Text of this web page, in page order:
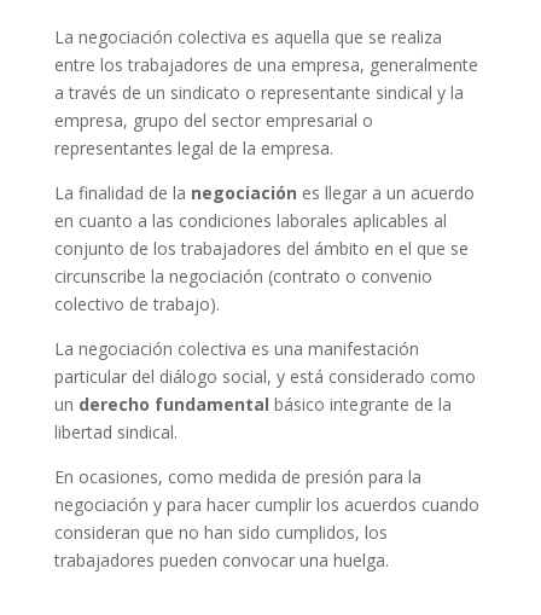
La negociación colectiva es aquella que se realiza
entre los trabajadores de una empresa, generalmente
a través de un sindicato o representante sindical y la
empresa, grupo del sector empresarial o
representantes legal de la empresa.
La finalidad de la negociación es llegar a un acuerdo
en cuanto a las condiciones laborales aplicables al
conjunto de los trabajadores del ámbito en el que se
circunscribe la negociación (contrato o convenio
colectivo de trabajo).
La negociación colectiva es una manifestación
particular del diálogo social, y está considerado como
un derecho fundamental básico integrante de la
libertad sindical.
En ocasiones, como medida de presión para la
negociación y para hacer cumplir los acuerdos cuando
consideran que no han sido cumplidos, los
trabajadores pueden convocar una huelga.